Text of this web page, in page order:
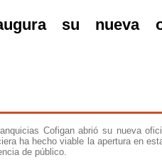
su nueva
Cofigan abrió su nueva
ha hecho viable la apertura en
de público.